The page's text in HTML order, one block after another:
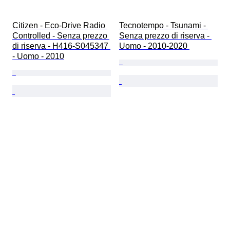
Citizen - Eco-Drive Radio
Controlled - Senza prezzo
di riserva - H416-S045347
- Uomo - 2010
Tecnotempo - Tsunami -
Senza prezzo di riserva -
Uomo - 2010-2020